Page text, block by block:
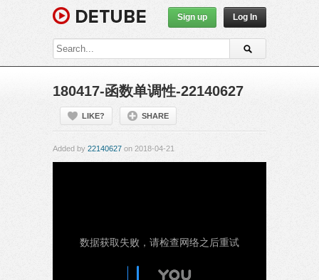
Sign up Log In
180417-函数单调性-22140627
LIKE? SHARE
Added by 22140627 on 2018-04-21